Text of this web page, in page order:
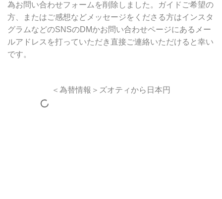
為お問い合わせフォームを削除しました。ガイドご希望の
方、またはご感想などメッセージをくださる方はインスタ
グラムなどのSNSのDMかお問い合わせページにあるメー
ルアドレスを打っていただき直接ご連絡いただけると幸い
です。
＜為替情報＞ズオティから日本円